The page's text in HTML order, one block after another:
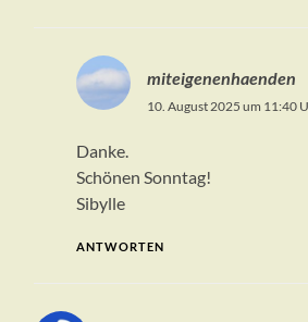
miteigenenhaenden
10. August 2025 um 11:40
Danke.
Schönen Sonntag!
Sibylle
ANTWORTEN